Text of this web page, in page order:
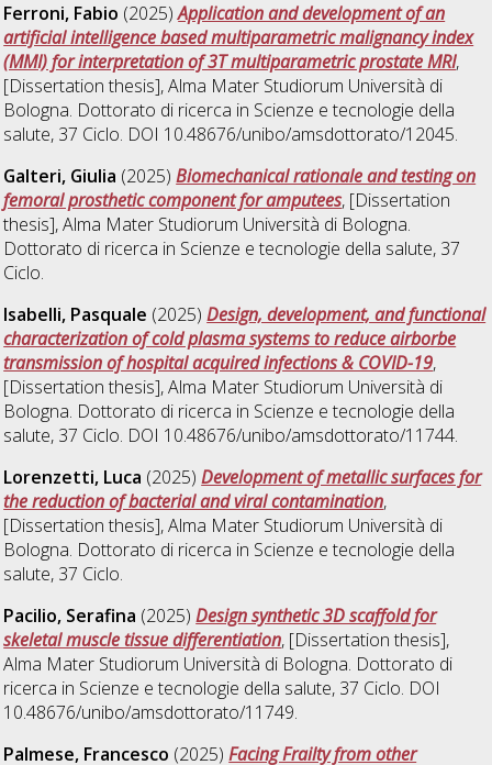
Ferroni, Fabio (2025)Application and development of an
artificial intelligence based multiparametric malignancy index
(MMI) for interpretation of 3T multiparametric prostate MRI,
[Dissertation thesis], Alma Mater Studiorum Università di
Bologna. Dottorato di ricerca in Scienze e tecnologie della
salute, 37 Ciclo. DOI 10.48676/unibo/amsdottorato/12045.
Galteri, Giulia (2025)Biomechanical rationale and testing on
femoral prosthetic component for amputees, [Dissertation
thesis], Alma Mater Studiorum Università di Bologna.
Dottorato di ricerca in Scienze e tecnologie della salute, 37
Ciclo.
Isabelli, Pasquale (2025)Design, development, and functional
characterization of cold plasma systems to reduce airborbe
transmission of hospital acquired infections & COVID-19,
[Dissertation thesis], Alma Mater Studiorum Università di
Bologna. Dottorato di ricerca in Scienze e tecnologie della
salute, 37 Ciclo. DOI 10.48676/unibo/amsdottorato/11744.
Lorenzetti, Luca (2025)Development of metallic surfaces for
the reduction of bacterial and viral contamination,
[Dissertation thesis], Alma Mater Studiorum Università di
Bologna. Dottorato di ricerca in Scienze e tecnologie della
salute, 37 Ciclo.
Pacilio, Serafina (2025)Design synthetic 3D scaffold for
skeletal muscle tissue differentiation, [Dissertation thesis],
Alma Mater Studiorum Università di Bologna. Dottorato di
ricerca in Scienze e tecnologie della salute, 37 Ciclo. DOI
10.48676/unibo/amsdottorato/11749.
Palmese, Francesco (2025)Facing Frailty from other